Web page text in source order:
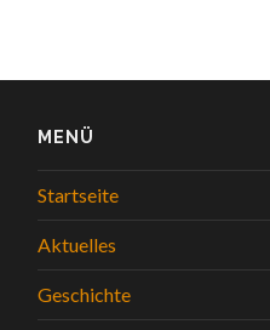
MENÜ
Startseite
Aktuelles
Geschichte